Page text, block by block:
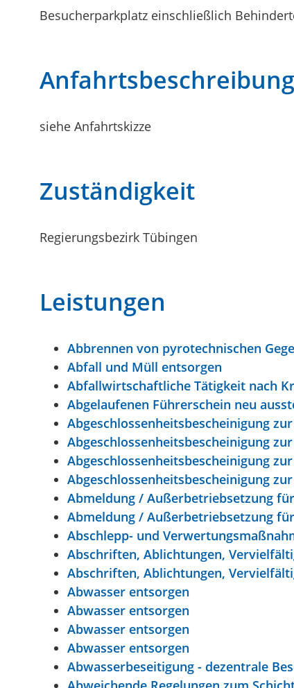
Besucherparkplatz einschließlich
Anfahrtsbeschreibung
siehe Anfahrtskizze
Zuständigkeit
Regierungsbezirk Tübingen
Leistungen
Abbrennen von pyrotechnischen
Abfall und Müll entsorgen
Abfallwirtschaftliche Tätigkeit nach
Abgelaufenen Führerschein neu
Abgeschlossenheitsbescheinigung
Abgeschlossenheitsbescheinigung
Abgeschlossenheitsbescheinigung
Abgeschlossenheitsbescheinigung
Abmeldung / Außerbetriebsetzung
Abmeldung / Außerbetriebsetzung
Abschlepp- und
Abschriften, Ablichtungen,
Abschriften, Ablichtungen,
Abwasser entsorgen
Abwasser entsorgen
Abwasser entsorgen
Abwasser entsorgen
Abwasserbeseitigung - dezentrale